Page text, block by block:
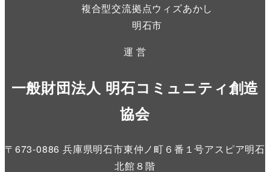
複合型交流拠点ウィズあかし
明石市
運 営
一般財団法人 明石コミュニティ創造
協会
〒673-0886 兵庫県明石市東仲ノ町６番１号アスピア明石
北館８階